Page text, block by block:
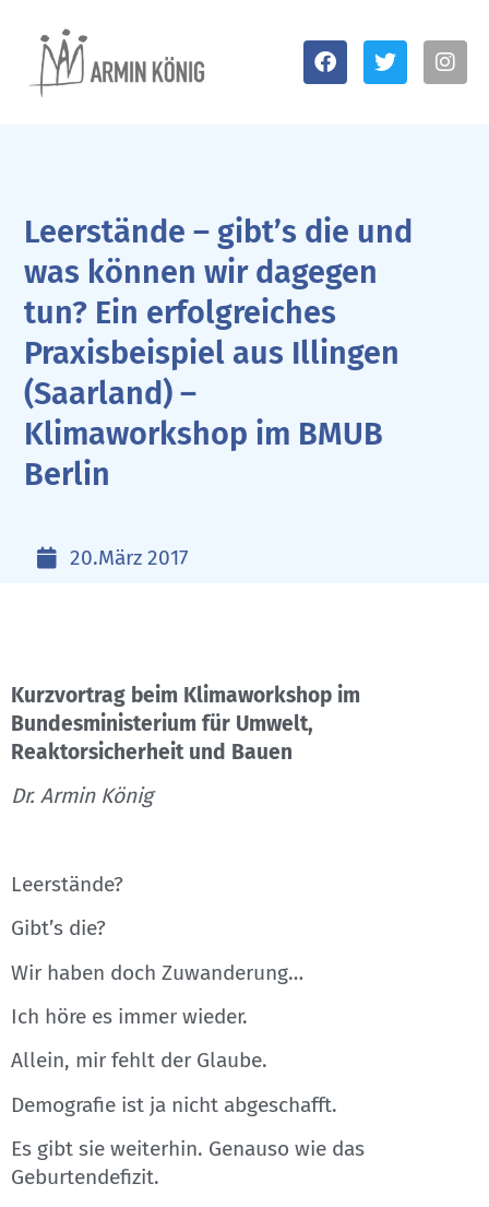
Leerstände – gibt’s die und
was können wir dagegen
tun? Ein erfolgreiches
Praxisbeispiel aus Illingen
(Saarland) –
Klimaworkshop im BMUB
Berlin
20.März 2017
Kurzvortrag beim Klimaworkshop im
Bundesministerium für Umwelt,
Reaktorsicherheit und Bauen
Dr. Armin König
Leerstände?
Gibt’s die?
Wir haben doch Zuwanderung…
Ich höre es immer wieder.
Allein, mir fehlt der Glaube.
Demografie ist ja nicht abgeschafft.
Es gibt sie weiterhin. Genauso wie das
Geburtendefizit.